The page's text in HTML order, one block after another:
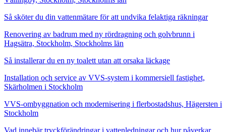
Så sköter du din vattenmätare för att undvika felaktiga räkningar
Renovering av badrum med ny rördragning och golvbrunn i
Hagsätra, Stockholm, Stockholms län
Så installerar du en ny toalett utan att orsaka läckage
Installation och service av VVS-system i kommersiell fastighet,
Skärholmen i Stockholm
VVS-ombyggnation och modernisering i flerbostadshus, Hägersten i
Stockholm
Vad innebär tryckförändringar i vattenledningar och hur påverkar